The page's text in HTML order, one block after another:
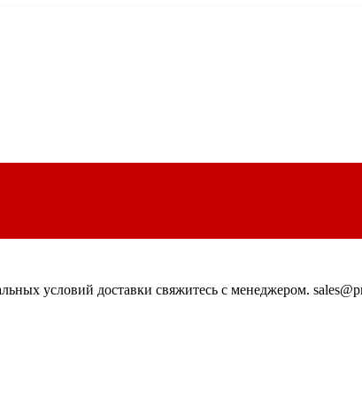
условий доставки свяжитесь с менеджером.